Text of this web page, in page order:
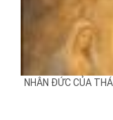
NHÂN ĐỨC CỦA